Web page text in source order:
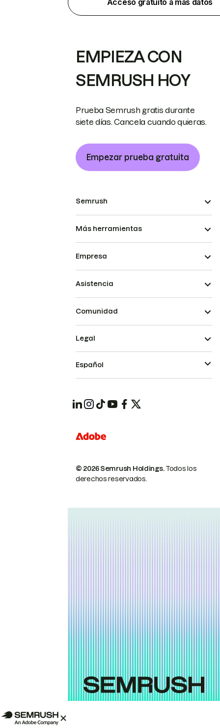
Acceso gratuito a más datos
EMPIEZA CON
SEMRUSH HOY
Prueba Semrush gratis durante
siete días. Cancela cuando quieras.
Empezar prueba gratuita
Semrush
Más herramientas
Empresa
Asistencia
Comunidad
© 2026 Semrush Holdings.Todos los
derechos reservados.
Legal
Español